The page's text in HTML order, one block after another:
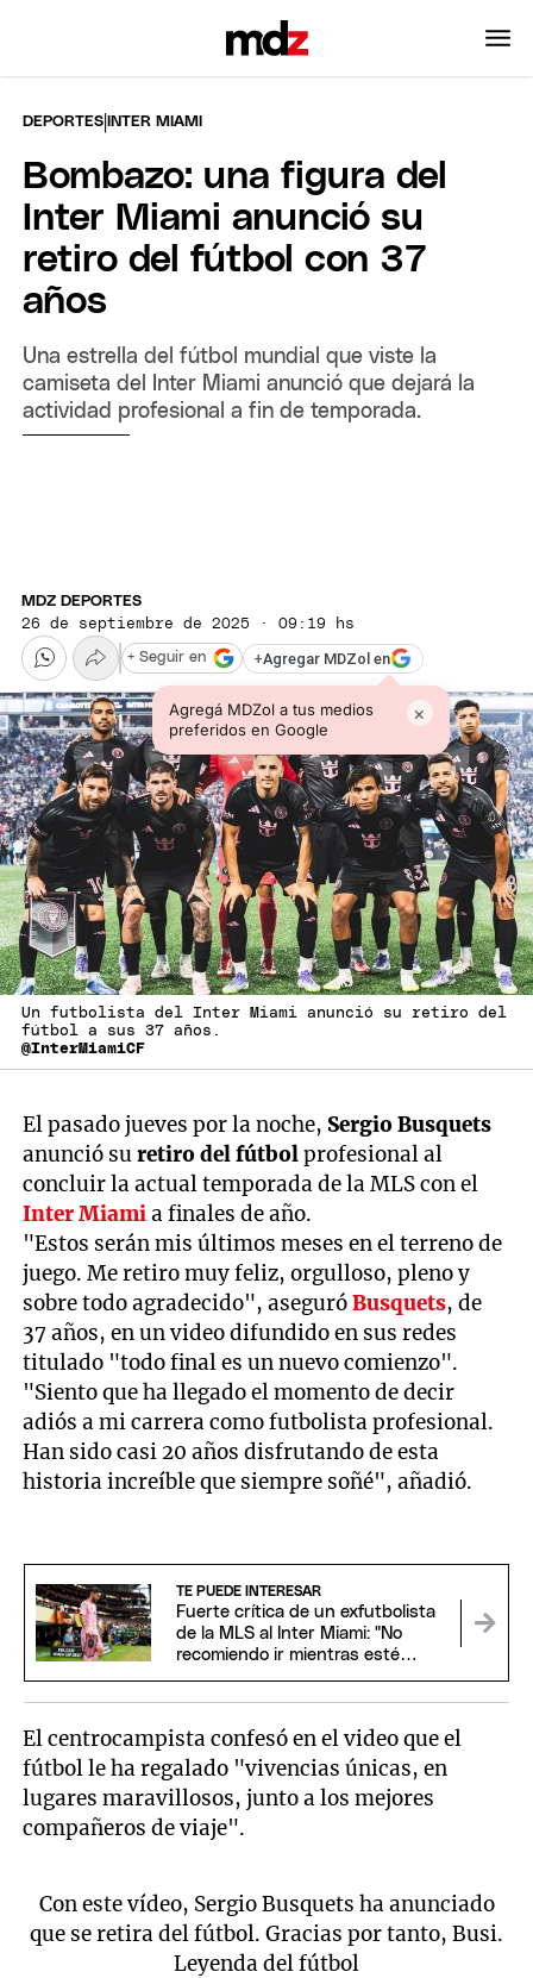
DEPORTES | INTER MIAMI
Bombazo: una figura del
Inter Miami anunció su
retiro del fútbol con 37
años
Una estrella del fútbol mundial que viste la
camiseta del Inter Miami anunció que dejará la
actividad profesional a fin de temporada.
MDZ DEPORTES
26 de septiembre de 2025 · 09:19 hs
+Agregar MDZol en
Agregá MDZol a tus medios
preferidos en Google
×
+ Seguir en
Un futbolista del Inter Miami anunció su retiro del
fútbol a sus 37 años.
@InterMiamiCF
El pasado jueves por la noche, Sergio Busquets
anunció suretiro del fútbolprofesional al
concluir la actual temporada de la MLS con el
Inter Miamia finales de año.
"Estos serán mis últimos meses en el terreno de
juego. Me retiro muy feliz, orgulloso, pleno y
sobre todo agradecido", aseguróBusquets, de
37 años, en un video difundido en sus redes
titulado "todo final es un nuevo comienzo".
"Siento que ha llegado el momento de decir
adiós a mi carrera como futbolista profesional.
Han sido casi 20 años disfrutando de esta
historia increíble que siempre soñé", añadió.
TE PUEDE INTERESAR
Fuerte crítica de un exfutbolista
de la MLS al Inter Miami: "No
recomiendo ir mientras esté
El centrocampista confesó en el video que el
fútbol le ha regalado "vivencias únicas, en
lugares maravillosos, junto a los mejores
compañeros de viaje".
Con este vídeo, Sergio Busquets ha anunciado
que se retira del fútbol. Gracias por tanto, Busi.
Leyenda del fútbol